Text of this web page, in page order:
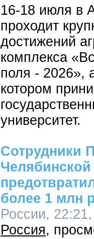
16-18 июля в
проходит
достижений
комплекса
поля - 2026»,
котором
университет.
Сотрудники
Челябинской
более 1 млн
России,
Россия